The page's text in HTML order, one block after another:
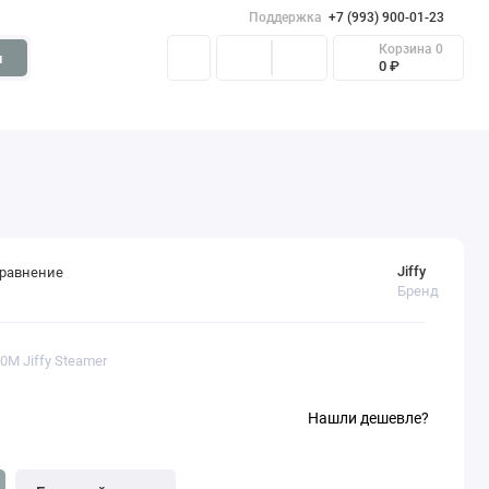
Поддержка +7 (993) 900-01-23
Корзина 0
0 ₽
Jiffy Steamer
Jiffy
Бренд
Нашли дешевле?